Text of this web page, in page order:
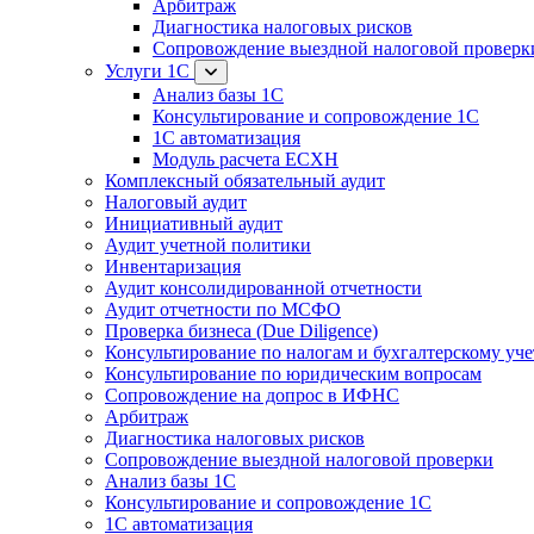
Арбитраж
Диагностика налоговых рисков
Сопровождение выездной налоговой
Услуги 1С
Анализ базы 1С
Консультирование и сопровождение 1С
1С автоматизация
Модуль расчета ЕСХН
Комплексный обязательный аудит
Налоговый аудит
Инициативный аудит
Аудит учетной политики
Инвентаризация
Аудит консолидированной отчетности
Аудит отчетности по МСФО
Проверка бизнеса (Due Diligence)
Консультирование по налогам и бухгалтерскому
Консультирование по юридическим вопросам
Сопровождение на допрос в ИФНС
Арбитраж
Диагностика налоговых рисков
Сопровождение выездной налоговой проверки
Анализ базы 1С
Консультирование и сопровождение 1С
1С автоматизация